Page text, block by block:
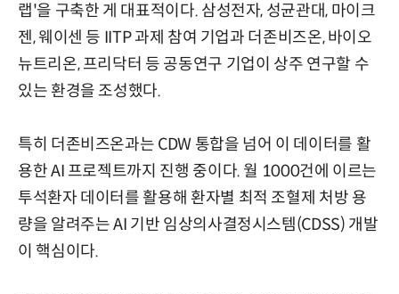
랩'을 구축한 게 대표적이다. 삼성전자, 성균관대, 마이크
젠, 웨이센 등 IITP 과제 참여 기업과 더존비즈온, 바이오
뉴트리온, 프리닥터 등 공동연구 기업이 상주 연구할 수
있는 환경을 조성했다.
특히 더존비즈온과는 CDW 통합을 넘어 이 데이터를 활
용한 AI 프로젝트까지 진행 중이다. 월 1000건에 이르는
투석환자 데이터를 활용해 환자별 최적 조혈제 처방 용
량을 알려주는 AI 기반 임상의사결정시스템(CDSS) 개발
이 핵심이다.